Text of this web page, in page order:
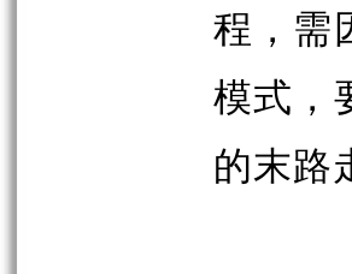
程，需
模式，
的末路